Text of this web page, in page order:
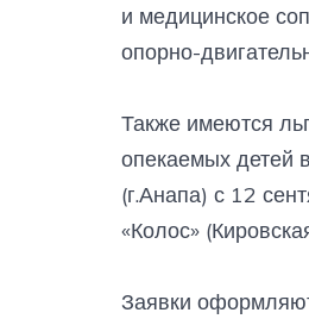
и медицинское
опорно-
Также имеются
опекаемых детей
(г.Анапа) с 12
«Колос»
Заявки